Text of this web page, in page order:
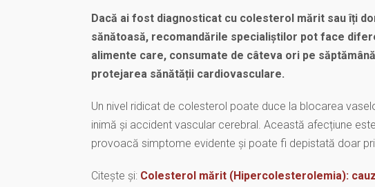
Dacă ai fost diagnosticat cu colesterol mărit sau îți
sănătoasă, recomandările specialiștilor pot face
alimente care, consumate de câteva ori pe
protejarea sănătății cardiovasculare.
Un nivel ridicat de colesterol poate duce la blocarea
inimă și accident vascular cerebral. Această afecțiune
provoacă simptome evidente și poate fi depistată doar
Citește și: Colesterol mărit (Hipercolesterolemia):